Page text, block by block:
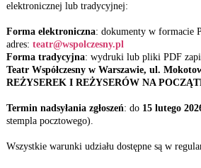
elektronicznej lub tradycyjnej:
Forma elektroniczna: dokumenty w formacie
adres: teatr@wspolczesny.pl
Forma tradycyjna: wydruki lub pliki PDF
Teatr Współczesny w Warszawie, ul.
REŻYSEREK I REŻYSERÓW NA
Termin nadsyłania zgłoszeń: do 15 lutego
stempla pocztowego).
Wszystkie warunki udziału dostępne są w